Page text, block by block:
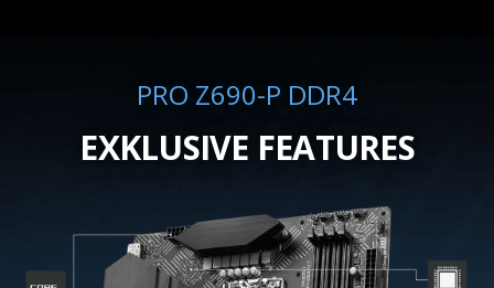
PRO Z690-P DDR4
EXKLUSIVE FEATURES